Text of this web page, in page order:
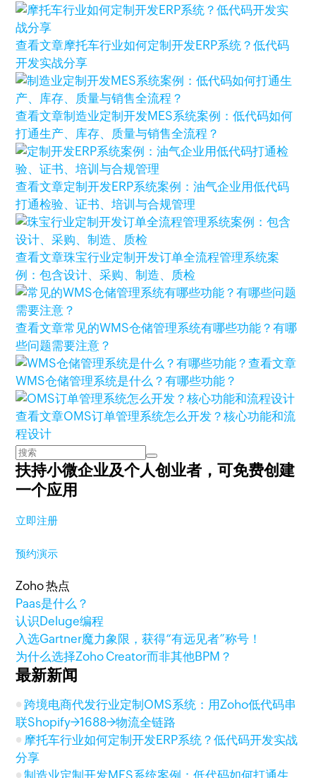
查看文章摩托车行业如何定制开发ERP系统？低代码
开发实战分享
查看文章制造业定制开发MES系统案例：低代码如何
打通生产、库存、质量与销售全流程？
查看文章定制开发ERP系统案例：油气企业用低代码
打通检验、证书、培训与合规管理
查看文章珠宝行业定制开发订单全流程管理系统案
例：包含设计、采购、制造、质检
查看文章常见的WMS仓储管理系统有哪些功能？有哪
些问题需要注意？
查看文章
WMS仓储管理系统是什么？有哪些功能？
查看文章OMS订单管理系统怎么开发？核心功能和流
程设计
扶持小微企业及个人创业者，可免费创建
一个应用
立即注册
预约演示
Zoho 热点
Paas是什么？
认识Deluge编程
入选Gartner魔力象限，获得“有远见者”称号！
为什么选择Zoho Creator而非其他BPM？
最新新闻
跨境电商代发行业定制OMS系统：用Zoho低代码串
联Shopify→1688→物流全链路
摩托车行业如何定制开发ERP系统？低代码开发实战
分享
制造业定制开发MES系统案例：低代码如何打通生